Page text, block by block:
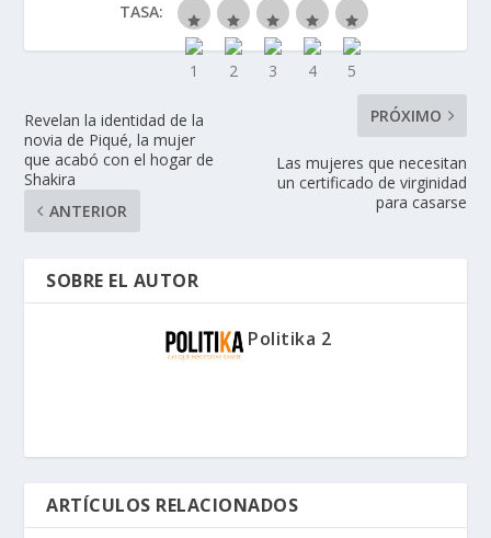
TASA:
Revelan la identidad de la
novia de Piqué, la mujer
que acabó con el hogar de
Shakira
ANTERIOR
PRÓXIMO
Las mujeres que necesitan
un certificado de virginidad
para casarse
SOBRE EL AUTOR
Politika 2
ARTÍCULOS RELACIONADOS